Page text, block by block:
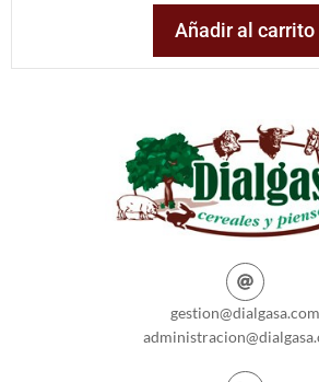
Añadir al carrito
gestion@dialgasa.com